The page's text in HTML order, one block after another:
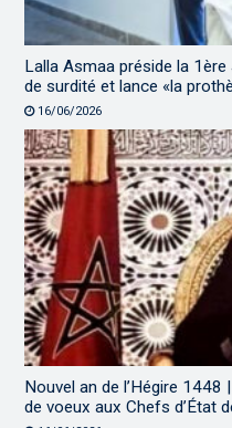
Lalla Asmaa préside la
de surdité et lance «la
16/06/2026
Nouvel an de l’Hégire
de voeux aux Chefs d’État